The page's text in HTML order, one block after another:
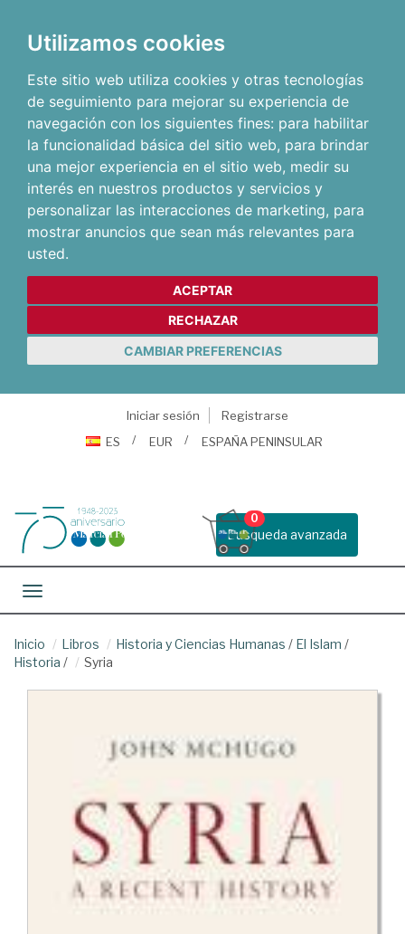
Utilizamos cookies
Este sitio web utiliza cookies y otras tecnologías
de seguimiento para mejorar su experiencia de
navegación con los siguientes fines: para habilitar
la funcionalidad básica del sitio web, para brindar
una mejor experiencia en el sitio web, medir su
interés en nuestros productos y servicios y
personalizar las interacciones de marketing, para
mostrar anuncios que sean más relevantes para
usted.
ACEPTAR
RECHAZAR
CAMBIAR PREFERENCIAS
Iniciar sesión
Registrarse
ES
EUR ESPAÑA PENINSULAR
Busqueda avanzada
0
Toggle navigation
Inicio Libros Historia y Ciencias Humanas / El Islam /
Historia / Syria